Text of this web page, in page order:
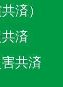
済）
済
共済